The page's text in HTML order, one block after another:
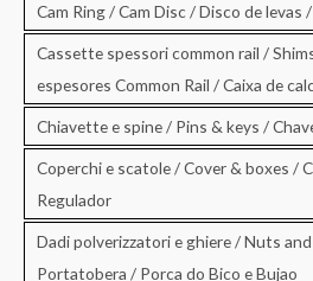
Cam Ring / Cam Disc / Disco de levas
Cassette spessori common rail /
espesores Common Rail / Caixa de
Chiavette e spine / Pins & keys /
Coperchi e scatole / Cover & boxes /
Regulador
Dadi polverizzatori e ghiere / Nuts
Portatobera / Porca do Bico e Bujao